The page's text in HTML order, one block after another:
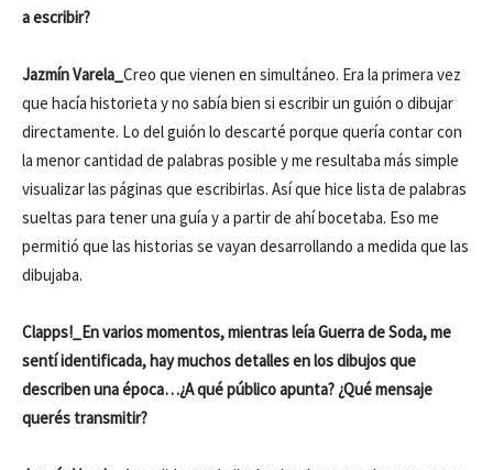
a escribir?
Jazmín Varela_ Creo que vienen en simultáneo. Era la primera vez
que hacía historieta y no sabía bien si escribir un guión o dibujar
directamente. Lo del guión lo descarté porque quería contar con
la menor cantidad de palabras posible y me resultaba más simple
visualizar las páginas que escribirlas. Así que hice lista de palabras
sueltas para tener una guía y a partir de ahí bocetaba. Eso me
permitió que las historias se vayan desarrollando a medida que las
dibujaba.
Clapps!_En varios momentos, mientras leía Guerra de Soda, me
sentí identificada, hay muchos detalles en los dibujos que
describen una época…¿A qué público apunta? ¿Qué mensaje
querés transmitir?